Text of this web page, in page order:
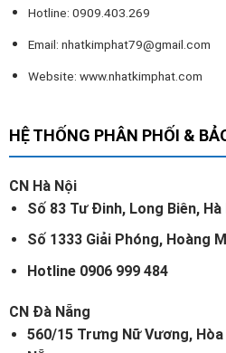
Hotline: 0909.403.269
Email: nhatkimphat79@gmail.com
Website: www.nhatkimphat.com
HỆ THỐNG PHÂN PHỐI &
CN Hà Nội
Số 83 Tư Đinh, Long Biên, Hà
Số 1333 Giải Phóng, Hoàng
Hotline 0906 999 484
CN Đà Nẵng
560/15 Trưng Nữ Vương,